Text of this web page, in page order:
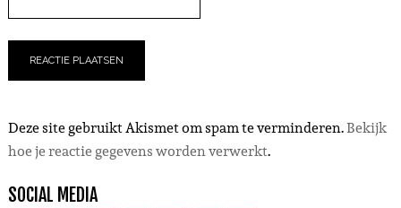
Deze site gebruikt Akismet om spam te verminderen.Bekijk
hoe je reactie gegevens worden verwerkt.
SOCIAL MEDIA